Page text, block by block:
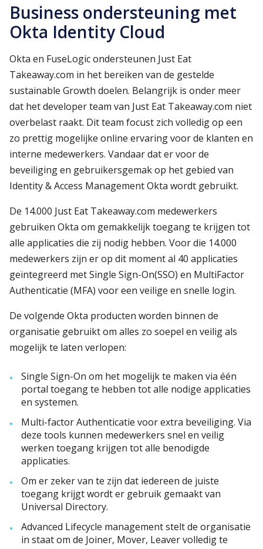
Business ondersteuning met
Okta Identity Cloud
Okta en FuseLogic ondersteunen Just Eat
Takeaway.com in het bereiken van de gestelde
sustainable Growth doelen. Belangrijk is onder meer
dat het developer team van Just Eat Takeaway.com niet
overbelast raakt. Dit team focust zich volledig op een
zo prettig mogelijke online ervaring voor de klanten en
interne medewerkers. Vandaar dat er voor de
beveiliging en gebruikersgemak op het gebied van
Identity & Access Management Okta wordt gebruikt.
De 14.000 Just Eat Takeaway.com medewerkers
gebruiken Okta om gemakkelijk toegang te krijgen tot
alle applicaties die zij nodig hebben. Voor die 14.000
medewerkers zijn er op dit moment al 40 applicaties
geïntegreerd met Single Sign-On(SSO) en MultiFactor
Authenticatie (MFA) voor een veilige en snelle login.
De volgende Okta producten worden binnen de
organisatie gebruikt om alles zo soepel en veilig als
mogelijk te laten verlopen:
Single Sign-On om het mogelijk te maken via één
portal toegang te hebben tot alle nodige applicaties
en systemen.
Multi-factor Authenticatie voor extra beveiliging. Via
deze tools kunnen medewerkers snel en veilig
werken toegang krijgen tot alle benodigde
applicaties.
Om er zeker van te zijn dat iedereen de juiste
toegang krijgt wordt er gebruik gemaakt van
Universal Directory.
Advanced Lifecycle management stelt de organisatie
in staat om de Joiner, Mover, Leaver volledig te